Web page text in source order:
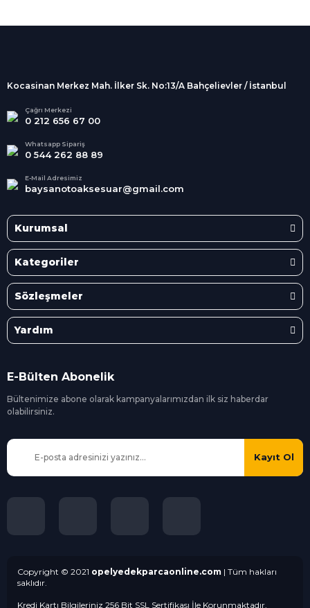
Alışveriş
kargolanmaktadır.
Tüm Kredi Kartlarına taksit
seçenekleri
Kocasinan Merkez Mah. İlker Sk. No:13/A Bahçelievler / İstanbul
Çağrı Merkezi
0 212 656 67 00
Whatsapp Sipariş
0 544 262 88 89
E-Mail Adresimiz
baysanotoaksesuar@gmail.com
Kurumsal
Kategoriler
Sözleşmeler
Yardım
E-Bülten Abonelik
Bültenimize abone olarak kampanyalarımızdan ilk siz haberdar
olabilirsiniz.
Kayıt Ol
Copyright © 2021 opelyedekparcaonline.com | Tüm hakları
saklıdır.
Kredi Kartı Bilgileriniz 256 Bit SSL Sertifikası İle Korunmaktadır.